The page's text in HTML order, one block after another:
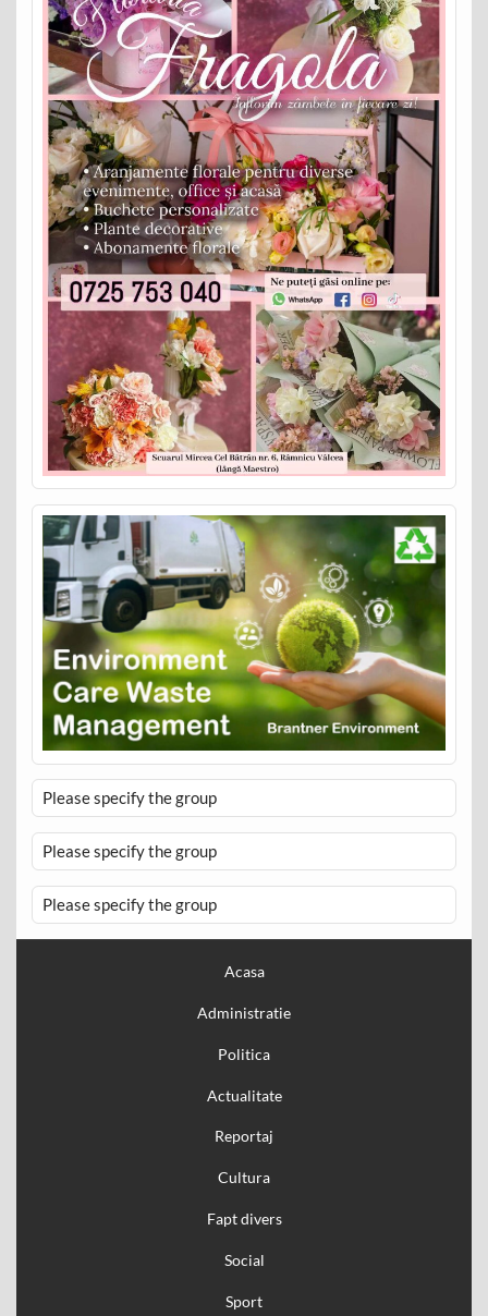
Please specify the group
Please specify the group
Please specify the group
Acasa
Administratie
Politica
Actualitate
Reportaj
Cultura
Fapt divers
Social
Sport